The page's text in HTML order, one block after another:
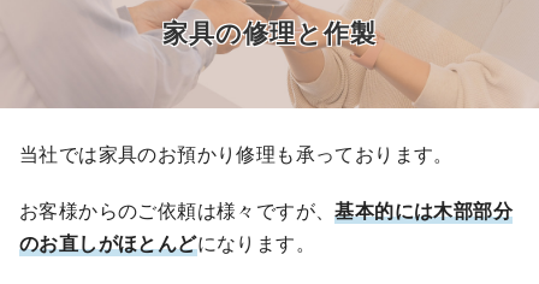
へ
家具の修理と作製
当社では家具のお預かり修理も承っております。
お客様からのご依頼は様々ですが、基本的には木部部分
のお直しがほとんどになります。